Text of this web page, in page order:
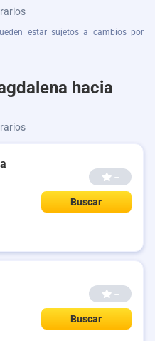
estar sujetos a cambios por
hacia
--
Buscar
--
Buscar